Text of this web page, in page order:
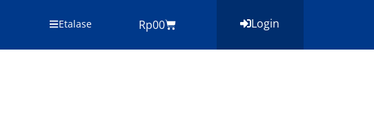
Etalase Rp00
Cart Login